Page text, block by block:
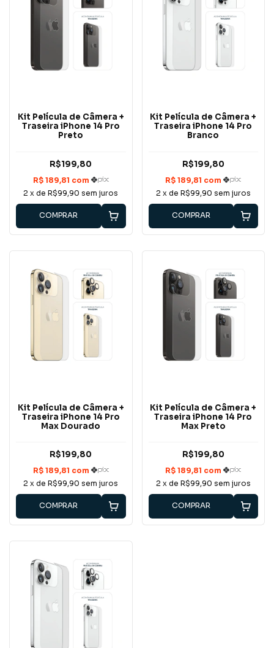
Kit Película de Câmera +
Traseira iPhone 14 Pro
Preto
R$199,80
2 x deR$99,90 sem juros
COMPRAR
Kit Película de Câmera +
Traseira iPhone 14 Pro
Branco
R$199,80
2 x de R$99,90 sem juros
COMPRAR
Kit Película de Câmera +
Traseira iPhone 14 Pro
Max Dourado
R$199,80
2 x deR$99,90 sem juros
COMPRAR
Kit Película de Câmera +
Traseira iPhone 14 Pro
Max Preto
R$199,80
2 x de R$99,90 sem juros
COMPRAR